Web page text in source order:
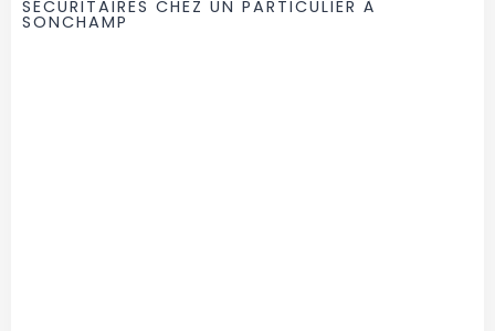
SÉCURITAIRES CHEZ UN PARTICULIER À
SONCHAMP